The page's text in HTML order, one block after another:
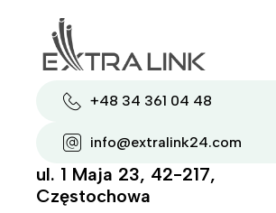
+48 34 361 04 48
info@extralink24.com
ul. 1 Maja 23, 42-217,
Częstochowa